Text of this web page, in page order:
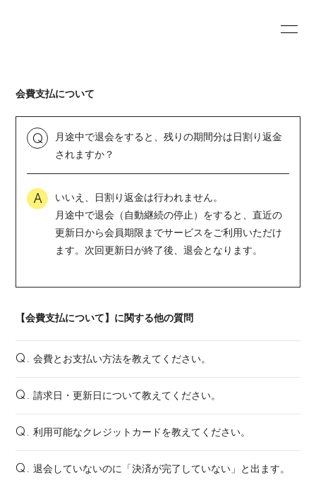
PROFILE
BLOG MOVIE
Q&A
会員登録 ログイン
会費支払について
Q
月途中で退会をすると、残りの期間分は日割り返金
されますか？
A
いいえ、日割り返金は行われません。
月途中で退会（自動継続の停止）をすると、直近の
更新日から会員期限までサービスをご利用いただけ
ます。次回更新日が終了後、退会となります。
【会費支払について】に関する他の質問
Q. 会費とお支払い方法を教えてください。
Q. 請求日・更新日について教えてください。
Q. 利用可能なクレジットカードを教えてください。
Q. 退会していないのに「決済が完了していない」と出ます。